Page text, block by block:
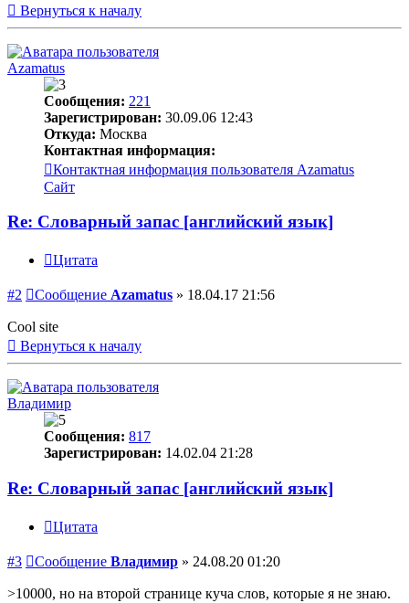
Вернуться к началу
Azamatus
Сообщения: 221
Зарегистрирован: 30.09.06 12:43
Откуда: Москва
Контактная информация:
Контактная информация пользователя Azamatus
Сайт
Re: Словарный запас [английский язык]
Цитата
#2 Сообщение Azamatus » 18.04.17 21:56
Cool site
Вернуться к началу
Владимир
Сообщения: 817
Зарегистрирован: 14.02.04 21:28
Re: Словарный запас [английский язык]
Цитата
#3 Сообщение Владимир » 24.08.20 01:20
>10000, но на второй странице куча слов, которые я не знаю.